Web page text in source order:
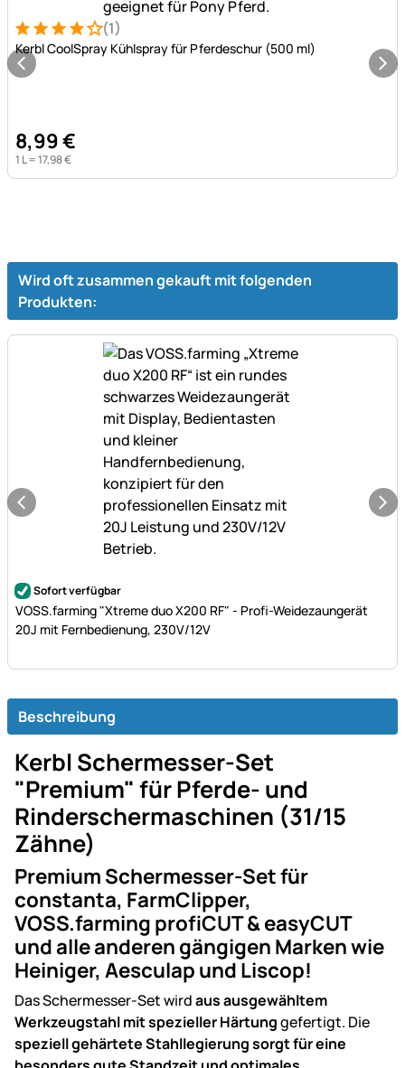
Bewertung: 4 von 5 (1 Bewertungen)
1 Bewertung(1)
Kerbl CoolSpray Kühlspray für Pferdeschur (500 ml)
8,99€
1 L =17,98€
Wird oft zusammen gekauft mit folgenden
Produkten:
Noch keine Bewertungen abgegeben
Sofort verfügbar
VOSS.farming "Xtreme duo X200 RF" - Profi-Weidezaungerät
20J mit Fernbedienung, 230V/12V
Beschreibung
Kerbl Schermesser-Set
"Premium" für Pferde- und
Rinderschermaschinen (31/15
Zähne)
Premium Schermesser-Set für
constanta, FarmClipper,
VOSS.farming profiCUT & easyCUT
und alle anderen gängigen Marken wie
Heiniger, Aesculap und Liscop!
Das Schermesser-Set wirdaus ausgewähltem
Werkzeugstahl mit spezieller Härtunggefertigt. Die
speziell gehärtete Stahllegierung sorgt für eine